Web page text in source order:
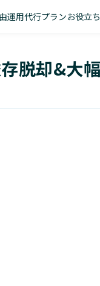
脱却&大
運用代行プランお役立